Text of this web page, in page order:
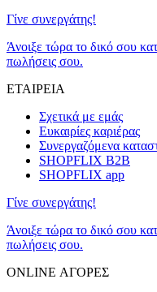
Γίνε συνεργάτης!
Άνοιξε τώρα το δικό σου
πωλήσεις σου.
ΕΤΑΙΡΕΙΑ
Σχετικά με εμάς
Ευκαιρίες καριέρας
Συνεργαζόμενα
SHOPFLIX B2B
SHOPFLIX app
Γίνε συνεργάτης!
Άνοιξε τώρα το δικό σου
πωλήσεις σου.
ONLINE ΑΓΟΡΕΣ